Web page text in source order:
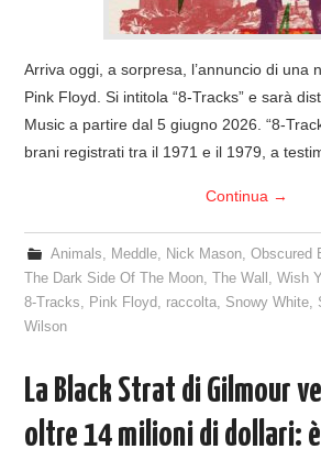
Arriva oggi, a sorpresa, l’annuncio di una
Pink Floyd. Si intitola “8-Tracks” e sarà
Music a partire dal 5 giugno 2026. “8-
brani registrati tra il 1971 e il 1979, a
Continua →
Animals, Meddle, Nick Mason, Obscured
The Dark Side Of The Moon,The Wall ,Wish
8-Tracks, Pink Floyd, raccolta, Snowy White,
Wilson
La Black Strat di Gilmour
oltre 14 milioni di dollari: